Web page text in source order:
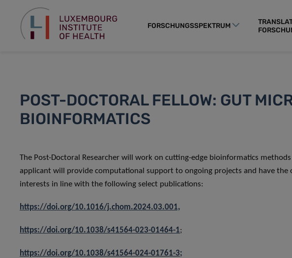
FORSCHUNGSSPEKTRUM
POST-DOCTORAL FELLOW: GUT
BIOINFORMATICS
The Post-Doctoral Researcher will work on cutting-edge bioinformatics
applicant will provide computational support to ongoing projects and have
interests in line with the following select publications:
https://doi.org/10.1016/j.chom.2024.03.001,
https://doi.org/10.1038/s41564-023-01464-1;
https://doi.org/10.1038/s41564-024-01761-3;